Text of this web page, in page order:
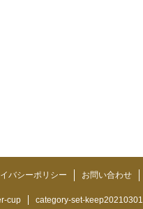
バシーポリシー お問い合わせ
cup category-set-keep20210301